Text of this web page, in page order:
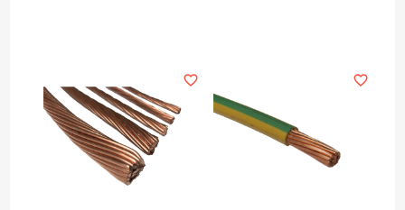
favorite_border favorite_border